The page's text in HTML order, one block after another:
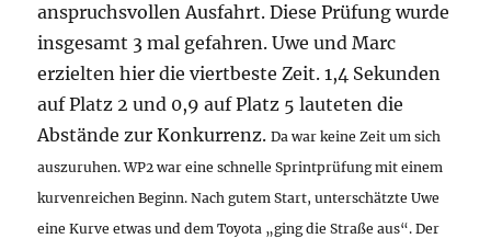
anspruchsvollen Ausfahrt. Diese Prüfung wurde
insgesamt 3 mal gefahren. Uwe und Marc
erzielten hier die viertbeste Zeit. 1,4 Sekunden
auf Platz 2 und 0,9 auf Platz 5 lauteten die
Abstände zur Konkurrenz.Da war keine Zeit um sich
auszuruhen. WP2 war eine schnelle Sprintprüfung mit einem
kurvenreichen Beginn. Nach gutem Start, unterschätzte Uwe
eine Kurve etwas und dem Toyota „ging die Straße aus“. Der